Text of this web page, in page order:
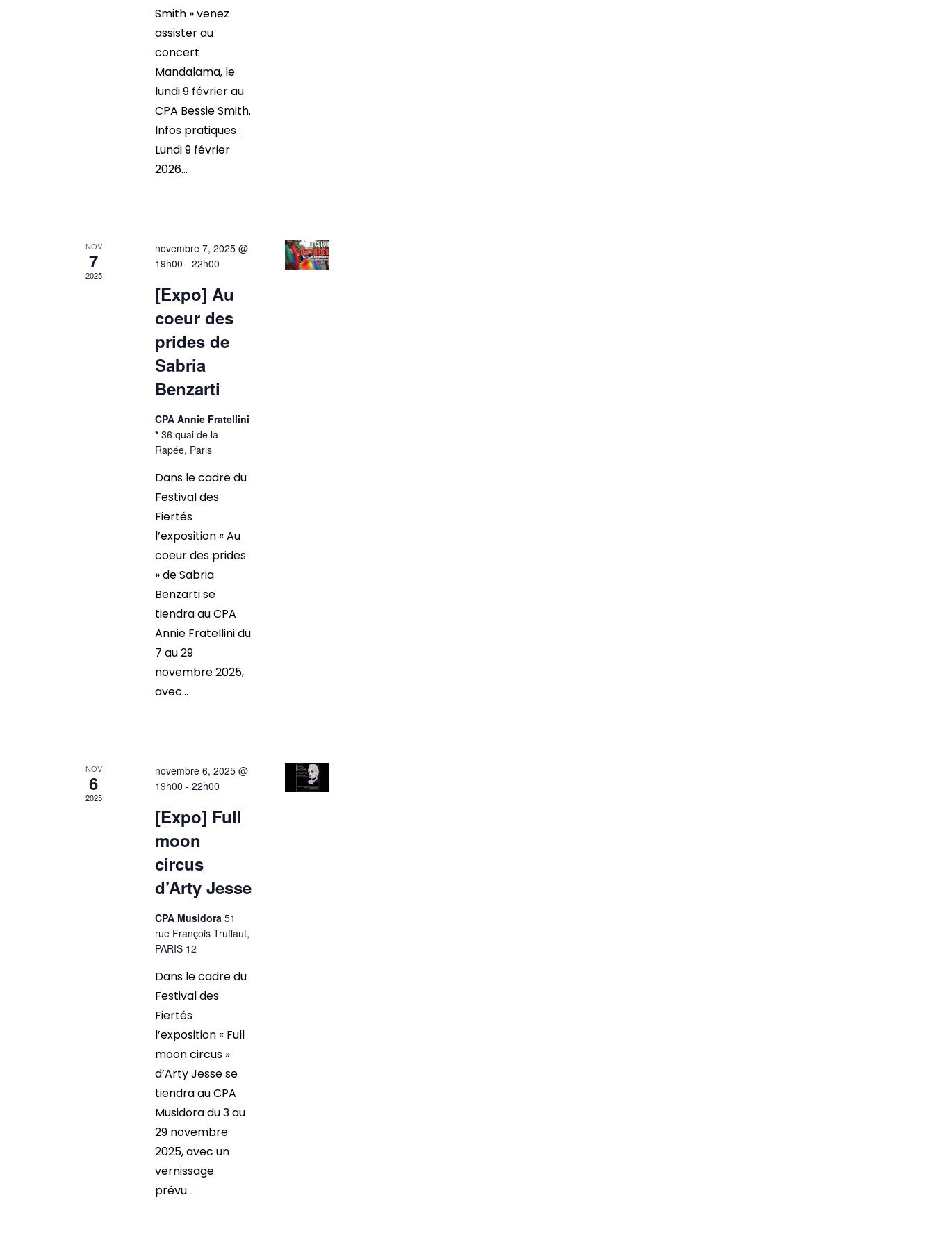
Smith » venez
assister au
concert
Mandalama, le
lundi 9 février au
CPA Bessie Smith.
Infos pratiques :
Lundi 9 février
2026...
NOV
7
2025
novembre 7, 2025 @
19h00 -22h00
[Expo] Au
coeur des
prides de
Sabria
Benzarti
CPA Annie Fratellini
*36 quai de la
Rapée, Paris
Dans le cadre du
Festival des
Fiertés
l’exposition « Au
coeur des prides
» de Sabria
Benzarti se
tiendra au CPA
Annie Fratellini du
7 au 29
novembre 2025,
avec...
NOV
6
2025
novembre 6, 2025 @
19h00 -22h00
[Expo] Full
moon
circus
d’Arty Jesse
CPA Musidora51
rue François Truffaut,
PARIS 12
Dans le cadre du
Festival des
Fiertés
l’exposition « Full
moon circus »
d’Arty Jesse se
tiendra au CPA
Musidora du 3 au
29 novembre
2025, avec un
vernissage
prévu...